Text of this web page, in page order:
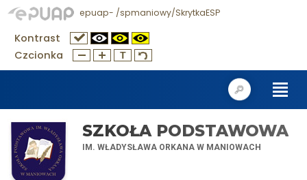
epuap- /spmaniowy/SkrytkaESP
Kontrast
Czcionka
SZKOŁA PODSTAWOWA
IM. WŁADYSŁAWA ORKANA W MANIOWACH